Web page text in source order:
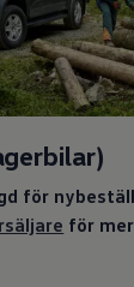
för
för